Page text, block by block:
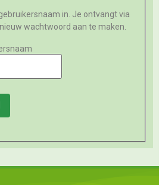
in. Je ontvangt via
wachtwoord aan te maken.